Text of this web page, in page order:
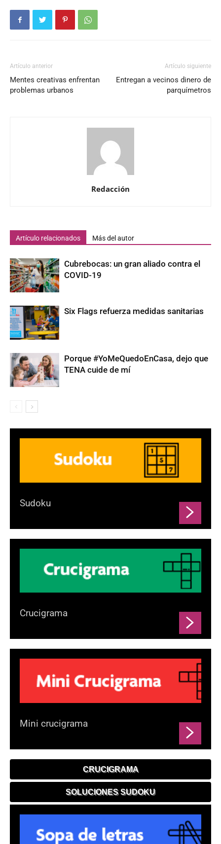
Artículo anterior
Mentes creativas enfrentan
problemas urbanos
Artículo siguiente
Entregan a vecinos dinero de
parquímetros
Redacción
Artículo relacionados Más del autor
Cubrebocas: un gran aliado contra el
COVID-19
Six Flags refuerza medidas sanitarias
Porque #YoMeQuedoEnCasa, dejo que
TENA cuide de mí
Sudoku
Crucigrama
Mini crucigrama
CRUCIGRAMA
SOLUCIONES SUDOKU